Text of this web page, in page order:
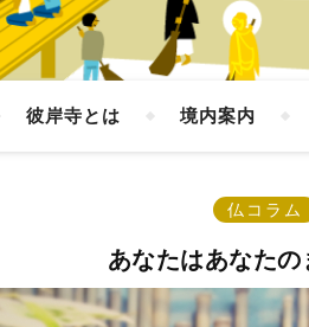
彼岸寺とは 境内案内
仏コラム
あなたはあなた